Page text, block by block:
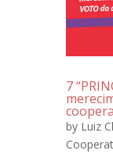
7
by Luiz